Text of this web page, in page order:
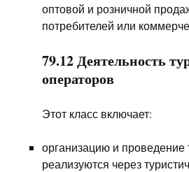
оптовой и розничной
потребителей или
79.12 Деятельность
операторов
Этот класс включает:
организацию и проведение
реализуются через